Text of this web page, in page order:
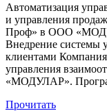
Автоматизация
и управления
Проф» в ООО
Внедрение системы
клиентами
управления
«МОДУЛАР».
Прочитать